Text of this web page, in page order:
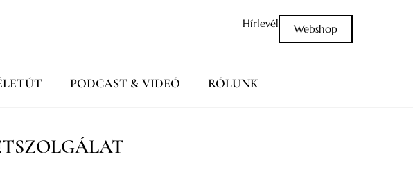
Hírlevél Webshop
PODCAST & VIDEÓ RÓLUNK